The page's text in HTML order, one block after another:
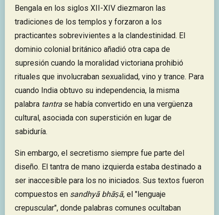
Bengala en los siglos XII-XIV diezmaron las
tradiciones de los templos y forzaron a los
practicantes sobrevivientes a la clandestinidad. El
dominio colonial británico añadió otra capa de
supresión cuando la moralidad victoriana prohibió
rituales que involucraban sexualidad, vino y trance. Para
cuando India obtuvo su independencia, la misma
palabra tantra se había convertido en una vergüenza
cultural, asociada con superstición en lugar de
sabiduría.
Sin embargo, el secretismo siempre fue parte del
diseño. El tantra de mano izquierda estaba destinado a
ser inaccesible para los no iniciados. Sus textos fueron
compuestos en sandhyā bhāṣā, el "lenguaje
crepuscular", donde palabras comunes ocultaban